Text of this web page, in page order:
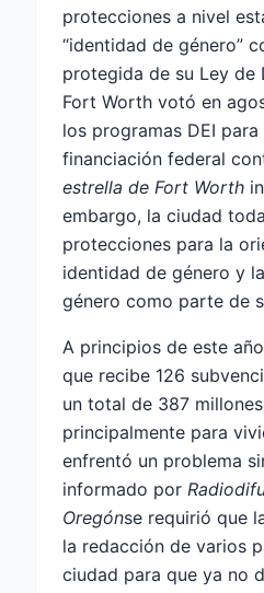
protecciones a nivel
“identidad de género”
protegida de su Ley de
Fort Worth votó en
los programas DEI
financiación federal
estrella de Fort Worth
embargo, la ciudad
protecciones para la
identidad de género y
género como parte de
A principios de este
que recibe 126
un total de 387
principalmente para
enfrentó un problema
informado por
Oregónse requirió que
la redacción de varios
ciudad para que ya no